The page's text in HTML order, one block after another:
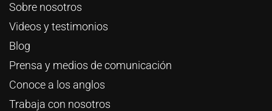
Sobre nosotros
Videos y testimonios
Blog
Prensa y medios de comunicación
Conoce a los anglos
Trabaja con nosotros